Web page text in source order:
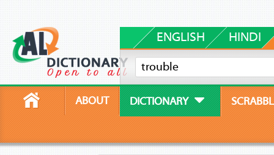
ENGLISH HINDI
ABOUT DICTIONARY